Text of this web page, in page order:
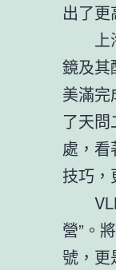
出了更
上
鏡及其
美滿
了天
處，
技巧，
營”。
號，更